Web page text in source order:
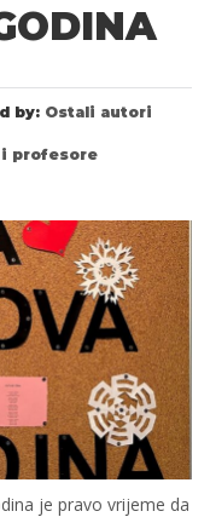
by: Ostali autori
profesore
je pravo vrijeme da